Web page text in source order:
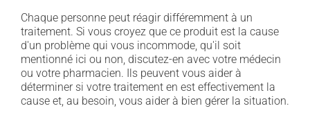
Chaque personne peut réagir différemment à un
traitement. Si vous croyez que ce produit est la cause
d'un problème qui vous incommode, qu'il soit
mentionné ici ou non, discutez-en avec votre médecin
ou votre pharmacien. Ils peuvent vous aider à
déterminer si votre traitement en est effectivement la
cause et, au besoin, vous aider à bien gérer la situation.